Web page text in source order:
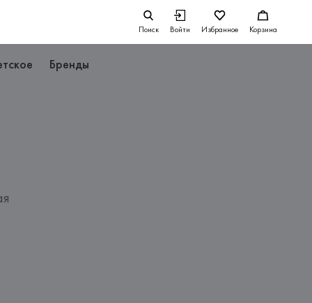
Поиск Войти Избранное Корзина
Бренды